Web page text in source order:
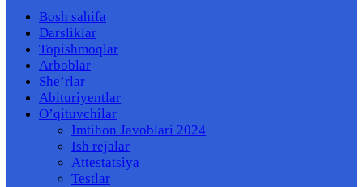
Bosh sahifa
Darsliklar
Topishmoqlar
Arboblar
She’rlar
Abituriyentlar
O’qituvchilar
Imtihon Javoblari 2024
Ish rejalar
Attestatsiya
Testlar